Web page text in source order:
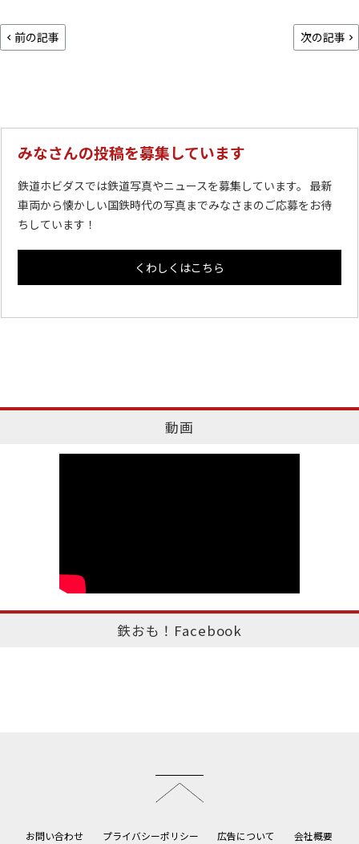
前の記事 次の記事
みなさんの投稿を募集しています
鉄道ホビダスでは鉄道写真やニュースを募集しています。 最新
車両から懐かしい国鉄時代の写真までみなさまのご応募をお待
ちしています！
くわしくはこちら
動画
鉄おも！Facebook
お問い合わせ プライバシーポリシー 広告について 会社概要